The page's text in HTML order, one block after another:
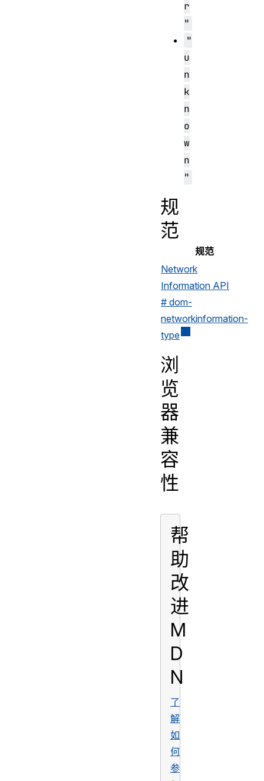
r
"
"
u
n
k
n
o
w
n
"
规
范
规范
Network
Information API
# dom-
networkinformation-
type
浏
览
器
兼
容
性
帮
助
改
进
M
D
N
了
解
如
何
参